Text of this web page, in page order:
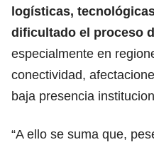
logísticas,
dificultado el proceso
especialmente en
conectividad,
baja presencia
“A ello se suma que,